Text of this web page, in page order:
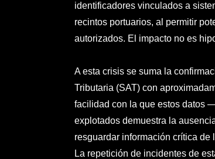
identificadores vinculados a
recintos portuarios, al permitir
autorizados. El impacto no es
A esta crisis se suma la
Tributaria (SAT) con
facilidad con la que estos datos
explotados demuestra la
resguardar información crítica
La repetición de incidentes de